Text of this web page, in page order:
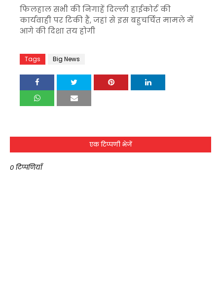
फिलहाल सभी की निगाहें दिल्ली हाईकोर्ट की
कार्यवाही पर टिकी हैं, जहां से इस बहुचर्चित मामले में
आगे की दिशा तय होगी
Tags Big News
एक टिप्पणी भेजें
0 टिप्पणियाँ